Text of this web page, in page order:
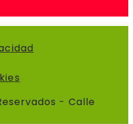
- Calle